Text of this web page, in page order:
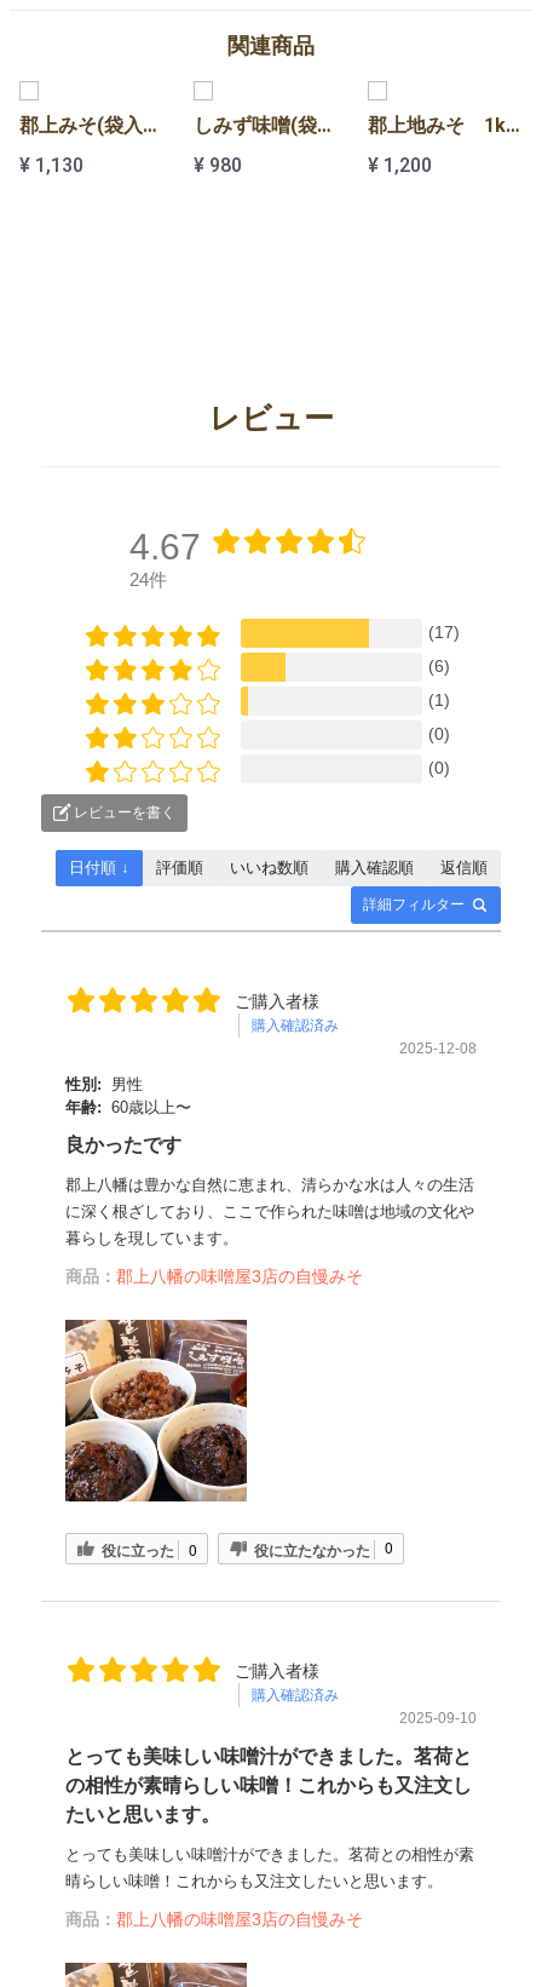
関連商品
郡上みそ(袋入り) 1kg | 山二商店
¥ 1,130
しみず味噌(袋入り) 1kg | しみず味噌
¥ 980
郡上地みそ 1kg | 大黒屋
¥ 1,200
レビュー
4.67
24件
(17)
(6)
(1)
(0)
(0)
レビューを書く
詳細フィルター
日付順 ↓ 評価順 いいね数順 購入確認順 返信順
ご購入者様
購入確認済み
2025-12-08
性別:
男性
年齢: 60歳以上〜
良かったです
郡上八幡は豊かな自然に恵まれ、清らかな水は人々の生活
に深く根ざしており、ここで作られた味噌は地域の文化や
暮らしを現しています。
商品： 郡上八幡の味噌屋3店の自慢みそ
役に立った 0 役に立たなかった 0
ご購入者様
購入確認済み
2025-09-10
とっても美味しい味噌汁ができました。茗荷と
の相性が素晴らしい味噌！これからも又注文し
たいと思います。
とっても美味しい味噌汁ができました。茗荷との相性が素
晴らしい味噌！これからも又注文したいと思います。
商品： 郡上八幡の味噌屋3店の自慢みそ